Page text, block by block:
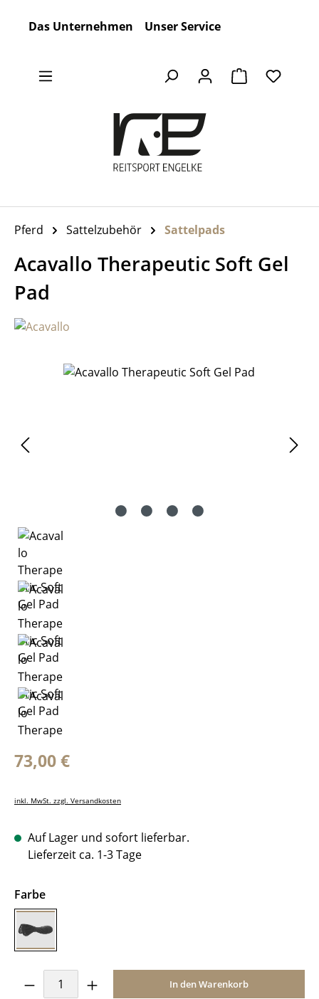
Das Unternehmen Unser Service
Warenkorb
Pferd Sattelzubehör Sattelpads
Acavallo Therapeutic Soft Gel
Pad
Bildergalerie überspringen
Regulärer Preis:
73,00 €
inkl. MwSt. zzgl. Versandkosten
Auf Lager und sofort lieferbar.
Lieferzeit ca. 1-3 Tage
Farbeauswählen
black
Produkt Anzahl: Gib den gewünschten
In den Warenkorb